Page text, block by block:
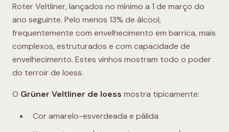
Roter Veltliner, lançados no mínimo a 1 de março do
ano seguinte. Pelo menos 13% de álcool,
frequentemente com envelhecimento em barrica, mais
complexos, estruturados e com capacidade de
envelhecimento. Estes vinhos mostram todo o poder
do terroir de loess.
O Grüner Veltliner de loess mostra tipicamente:
Cor amarelo-esverdeada e pálida